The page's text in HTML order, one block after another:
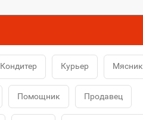
Кондитер Курьер Мясник
Помощник Продавец